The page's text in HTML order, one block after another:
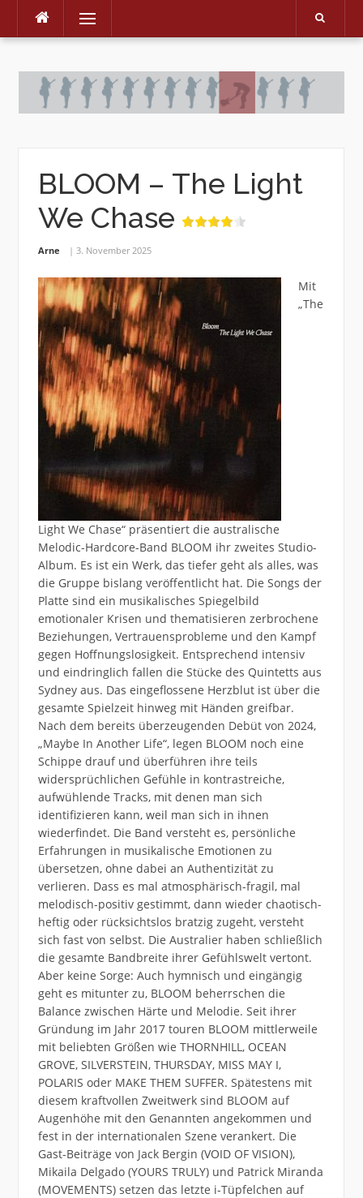
Skip
Menu
BLOOM – The Light
We Chase
Arne 3. November 2025
Mit
„The
Light We Chase“ präsentiert die australische
Melodic-Hardcore-Band BLOOM ihr zweites Studio-
Album. Es ist ein Werk, das tiefer geht als alles, was
die Gruppe bislang veröffentlicht hat. Die Songs der
Platte sind ein musikalisches Spiegelbild
emotionaler Krisen und thematisieren zerbrochene
Beziehungen, Vertrauensprobleme und den Kampf
gegen Hoffnungslosigkeit. Entsprechend intensiv
und eindringlich fallen die Stücke des Quintetts aus
Sydney aus. Das eingeflossene Herzblut ist über die
gesamte Spielzeit hinweg mit Händen greifbar.
Nach dem bereits überzeugenden Debüt von 2024,
„Maybe In Another Life“, legen BLOOM noch eine
Schippe drauf und überführen ihre teils
widersprüchlichen Gefühle in kontrastreiche,
aufwühlende Tracks, mit denen man sich
identifizieren kann, weil man sich in ihnen
wiederfindet. Die Band versteht es, persönliche
Erfahrungen in musikalische Emotionen zu
übersetzen, ohne dabei an Authentizität zu
verlieren. Dass es mal atmosphärisch-fragil, mal
melodisch-positiv gestimmt, dann wieder chaotisch-
heftig oder rücksichtslos bratzig zugeht, versteht
sich fast von selbst. Die Australier haben schließlich
die gesamte Bandbreite ihrer Gefühlswelt vertont.
Aber keine Sorge: Auch hymnisch und eingängig
geht es mitunter zu, BLOOM beherrschen die
Balance zwischen Härte und Melodie. Seit ihrer
Gründung im Jahr 2017 touren BLOOM mittlerweile
mit beliebten Größen wie THORNHILL, OCEAN
GROVE, SILVERSTEIN, THURSDAY, MISS MAY I,
POLARIS oder MAKE THEM SUFFER. Spätestens mit
diesem kraftvollen Zweitwerk sind BLOOM auf
Augenhöhe mit den Genannten angekommen und
fest in der internationalen Szene verankert. Die
Gast-Beiträge von Jack Bergin (VOID OF VISION),
Mikaila Delgado (YOURS TRULY) und Patrick Miranda
(MOVEMENTS) setzen das letzte i-Tüpfelchen auf